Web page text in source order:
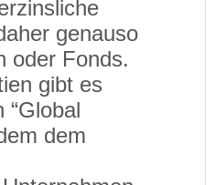
genauso
oder Fonds.
gibt es
“Global
dem